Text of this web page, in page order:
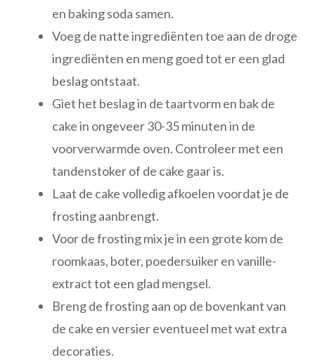
en baking soda samen.
Voeg de natte ingrediënten toe aan de droge
ingrediënten en meng goed tot er een glad
beslag ontstaat.
Giet het beslag in de taartvorm en bak de
cake in ongeveer 30-35 minuten in de
voorverwarmde oven. Controleer met een
tandenstoker of de cake gaar is.
Laat de cake volledig afkoelen voordat je de
frosting aanbrengt.
Voor de frosting mix je in een grote kom de
roomkaas, boter, poedersuiker en vanille-
extract tot een glad mengsel.
Breng de frosting aan op de bovenkant van
de cake en versier eventueel met wat extra
decoraties.